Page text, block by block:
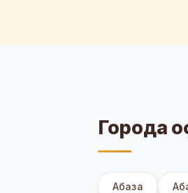
Города
Абаза